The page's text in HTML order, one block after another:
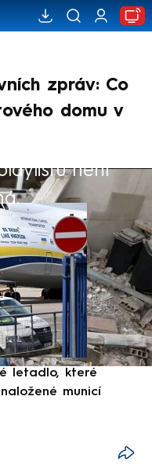
zpráv: Co
domu v
není
letadlo, které
municí